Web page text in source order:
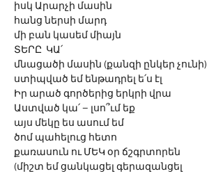
իսկ Արարչի մասին
հանց ներսի մարդ
մի բան կասեմ միայն
ՏԵՐԸ  ԿԱ՛
մնացածի մասին (քանզի ընկեր չունի)
ստիպված եմ ենթադրել ե՛ս էլ
Իր արած գործերից երկրի վրա
Աստված կա՛ – լսո՞ւմ եք
այս մեկը ես ասում եմ
ծոմ պահելուց հետո
քառասուն ու ՄԵԿ օր ճշգրտորեն
(միշտ եմ ցանկացել գերազանցել